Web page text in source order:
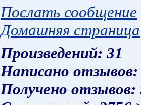
Послать сообщение
Домашняя страница
Произведений: 31
Написано
Получено